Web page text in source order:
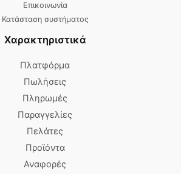
Επικοινωνία
Κατάσταση συστήματος
Χαρακτηριστικά
Πλατφόρμα
Πωλήσεις
Πληρωμές
Παραγγελίες
Πελάτες
Προϊόντα
Αναφορές